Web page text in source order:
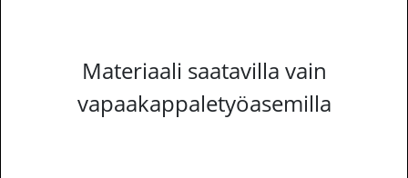
Materiaali saatavilla vain
vapaakappaletyöasemilla